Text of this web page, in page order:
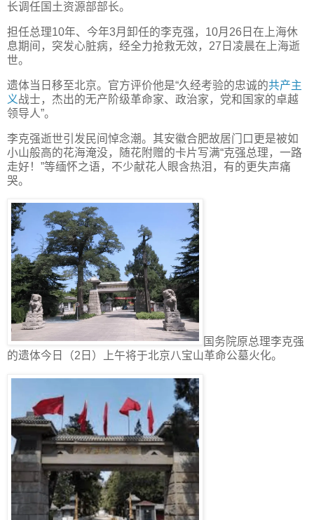
长调任国土资源部部长。
担任总理10年、今年3月卸任的李克强，10月26日在上海休
息期间，突发心脏病，经全力抢救无效，27日凌晨在上海逝
世。
遗体当日移至北京。官方评价他是“久经考验的忠诚的共产主
义战士，杰出的无产阶级革命家、政治家，党和国家的卓越
领导人”。
李克强逝世引发民间悼念潮。其安徽合肥故居门口更是被如
小山般高的花海淹没，随花附赠的卡片写满“克强总理，一路
走好！”等缅怀之语，不少献花人眼含热泪，有的更失声痛
哭。
国务院原总理李克强
的遗体今日（2日）上午将于北京八宝山革命公墓火化。